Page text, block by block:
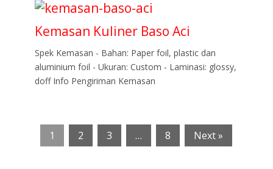
Kemasan Kuliner Baso Aci
Spek Kemasan - Bahan: Paper foil, plastic dan
aluminium foil - Ukuran: Custom - Laminasi: glossy,
doff Info Pengiriman Kemasan
1 2 3 … 8 Next »